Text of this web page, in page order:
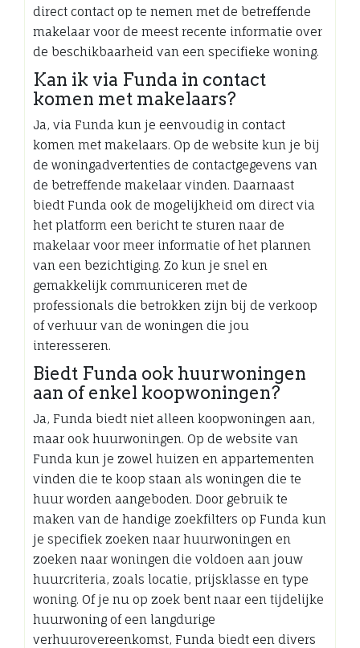
direct contact op te nemen met de betreffende
makelaar voor de meest recente informatie over
de beschikbaarheid van een specifieke woning.
Kan ik via Funda in contact
komen met makelaars?
Ja, via Funda kun je eenvoudig in contact
komen met makelaars. Op de website kun je bij
de woningadvertenties de contactgegevens van
de betreffende makelaar vinden. Daarnaast
biedt Funda ook de mogelijkheid om direct via
het platform een bericht te sturen naar de
makelaar voor meer informatie of het plannen
van een bezichtiging. Zo kun je snel en
gemakkelijk communiceren met de
professionals die betrokken zijn bij de verkoop
of verhuur van de woningen die jou
interesseren.
Biedt Funda ook huurwoningen
aan of enkel koopwoningen?
Ja, Funda biedt niet alleen koopwoningen aan,
maar ook huurwoningen. Op de website van
Funda kun je zowel huizen en appartementen
vinden die te koop staan als woningen die te
huur worden aangeboden. Door gebruik te
maken van de handige zoekfilters op Funda kun
je specifiek zoeken naar huurwoningen en
zoeken naar woningen die voldoen aan jouw
huurcriteria, zoals locatie, prijsklasse en type
woning. Of je nu op zoek bent naar een tijdelijke
huurwoning of een langdurige
verhuurovereenkomst, Funda biedt een divers